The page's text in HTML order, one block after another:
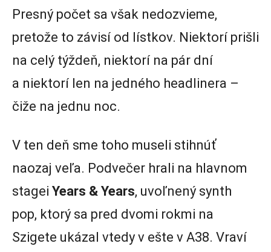
Presný počet sa však nedozvieme,
pretože to závisí od lístkov. Niektorí prišli
na celý týždeň, niektorí na pár dní
a niektorí len na jedného headlinera –
čiže na jednu noc.
V ten deň sme toho museli stihnúť
naozaj veľa. Podvečer hrali na hlavnom
stagei Years & Years, uvoľnený synth
pop, ktorý sa pred dvomi rokmi na
Szigete ukázal vtedy v ešte v A38. Vraví